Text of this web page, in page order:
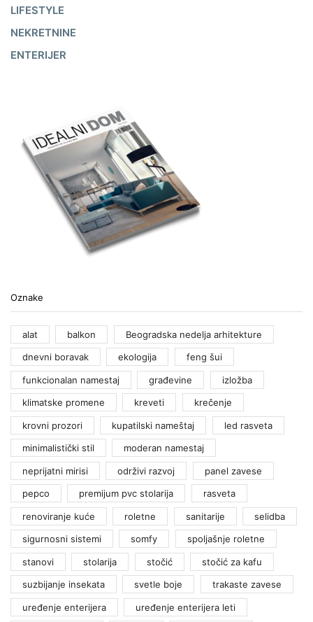
LIFESTYLE
NEKRETNINE
ENTERIJER
Oznake
alat balkon Beogradska nedelja arhitekture
dnevni boravak ekologija feng šui
funkcionalan namestaj građevine izložba
klimatske promene kreveti krečenje
krovni prozori kupatilski nameštaj led rasveta
minimalistički stil moderan namestaj
neprijatni mirisi održivi razvoj panel zavese
pepco premijum pvc stolarija rasveta
renoviranje kuće roletne sanitarije selidba
sigurnosni sistemi somfy spoljašnje roletne
stanovi stolarija stočić stočić za kafu
suzbijanje insekata svetle boje trakaste zavese
uređenje enterijera uređenje enterijera leti